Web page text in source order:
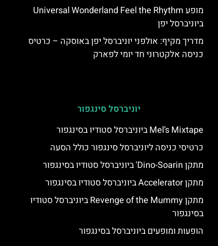
מופע Universal Wonderland Feel the Rhythm
ביוניברסל יפן
מדריך מקיף: אולפני יוניברסל יפן באוסקה – כרטיס
כניסה אלקטרוני חד יומי לפארק
יוניברסל סינגפור
Mel’s Mixtape ביוניברסל סטודיו בסינגפור
כרטיסי כניסה ליוניברסל סינגפור כולל הסעה
מתקן Dino-Soarin' ביוניברסל סטודיו בסינגפור
מתקן Accelerator ביוניברסל סטודיו בסינגפור
מתקן Revenge of the Mummy ביוניברסל סטודיו
בסינגפור
הופעות ומופעים ביוניברסל בסינגפור